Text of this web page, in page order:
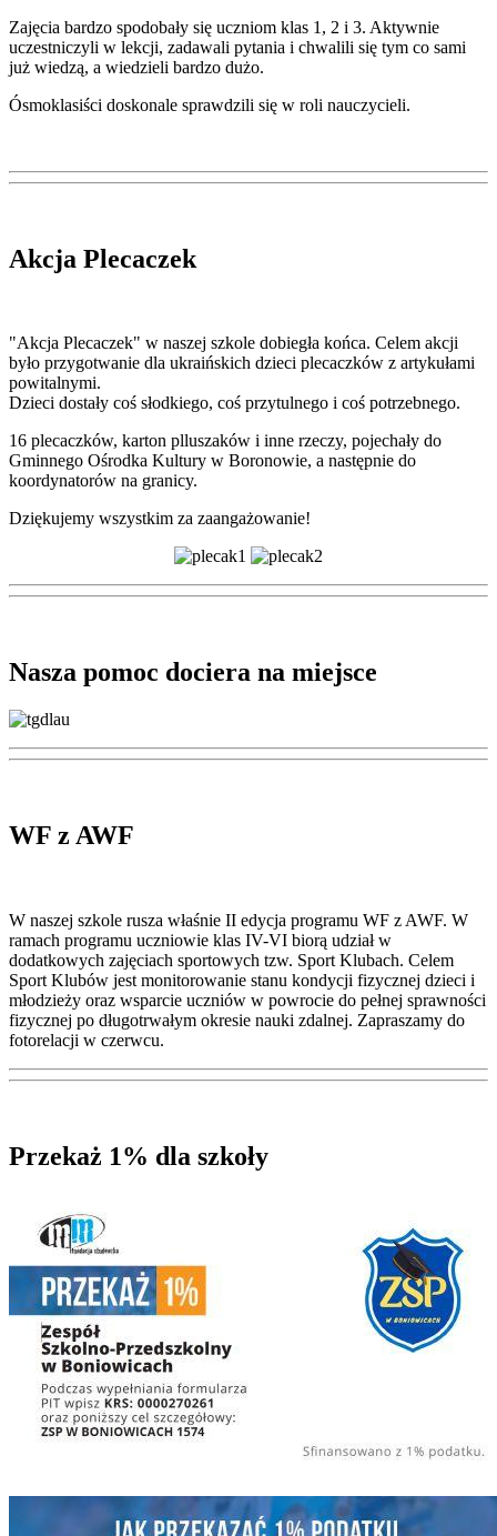
Zajęcia bardzo spodobały się uczniom klas 1, 2 i 3. Aktywnie
uczestniczyli w lekcji, zadawali pytania i chwalili się tym co sami
już wiedzą, a wiedzieli bardzo dużo.
Ósmoklasiści doskonale sprawdzili się w roli nauczycieli.
Akcja Plecaczek
"Akcja Plecaczek" w naszej szkole dobiegła końca. Celem akcji
było przygotwanie dla ukraińskich dzieci plecaczków z artykułami
powitalnymi.
Dzieci dostały coś słodkiego, coś przytulnego i coś potrzebnego.
16 plecaczków, karton plluszaków i inne rzeczy, pojechały do
Gminnego Ośrodka Kultury w Boronowie, a następnie do
koordynatorów na granicy.
Dziękujemy wszystkim za zaangażowanie!
Nasza pomoc dociera na miejsce
WF z AWF
W naszej szkole rusza właśnie II edycja programu WF z AWF. W
ramach programu uczniowie klas IV-VI biorą udział w
dodatkowych zajęciach sportowych tzw. Sport Klubach. Celem
Sport Klubów jest monitorowanie stanu kondycji fizycznej dzieci i
młodzieży oraz wsparcie uczniów w powrocie do pełnej sprawności
fizycznej po długotrwałym okresie nauki zdalnej. Zapraszamy do
fotorelacji w czerwcu.
Przekaż 1% dla szkoły